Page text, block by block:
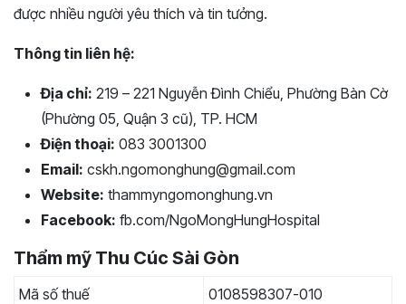
được nhiều người yêu thích và tin tưởng.
Thông tin liên hệ:
Địa chỉ: 219 – 221 Nguyễn Đình Chiểu, Phường Bàn Cờ
(Phường 05, Quận 3 cũ), TP. HCM
Điện thoại: 083 3001300
Email: cskh.ngomonghung@gmail.com
Website: thammyngomonghung.vn
Facebook: fb.com/NgoMongHungHospital
Thẩm mỹ Thu Cúc Sài Gòn
Mã số thuế
0108598307-010